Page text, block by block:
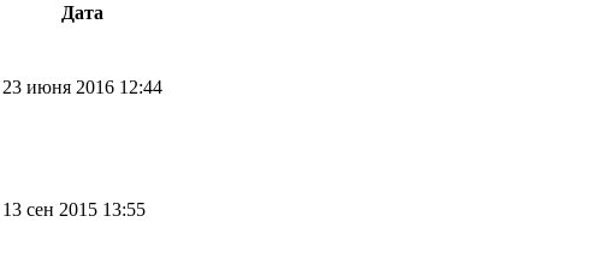
Дата
23 июня 2016 12:44
13 сен 2015 13:55